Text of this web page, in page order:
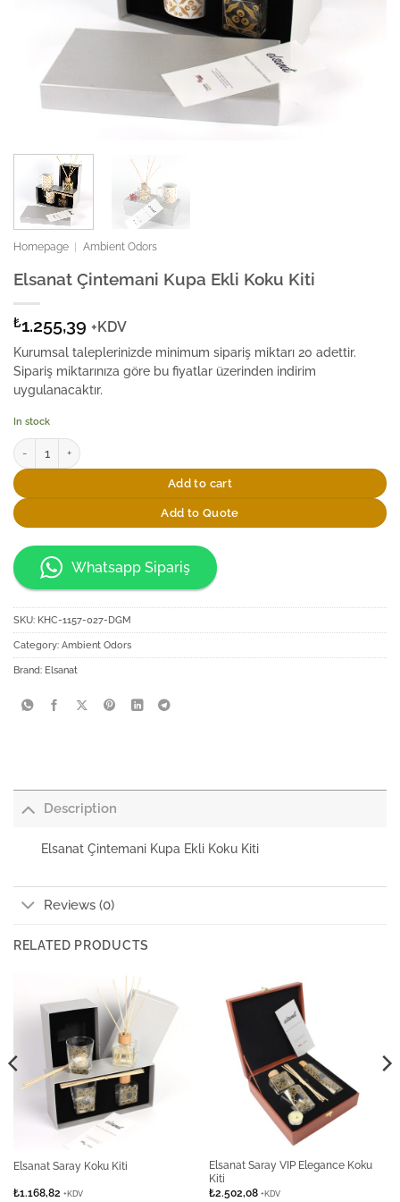
Homepage Ambient Odors
Elsanat Çintemani Kupa Ekli Koku Kiti
₺1.255,39 +KDV
Kurumsal taleplerinizde minimum sipariş miktarı 20 adettir.
Sipariş miktarınıza göre bu fiyatlar üzerinden indirim
uygulanacaktır.
In stock
Elsanat Çintemani Kupa Ekli Koku Kiti quantity
Add to cart
Add to Quote
Whatsapp Sipariş
SKU: KHC-1157-027-DGM
Category: Ambient Odors
Brand: Elsanat
Description
Elsanat Çintemani Kupa Ekli Koku Kiti
Reviews (0)
RELATED PRODUCTS
Elsanat Saray Koku Kiti
₺1.168,82 +KDV
Elsanat Saray VIP Elegance Koku
Kiti
₺2.502,08 +KDV